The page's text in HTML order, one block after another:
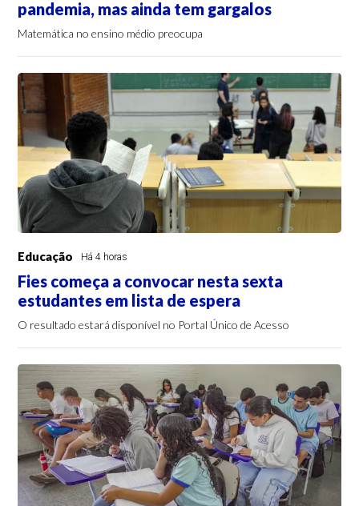
pandemia, mas ainda tem gargalos
Matemática no ensino médio preocupa
Educação Há 4 horas
Fies começa a convocar nesta sexta
estudantes em lista de espera
O resultado estará disponível no Portal Único de Acesso